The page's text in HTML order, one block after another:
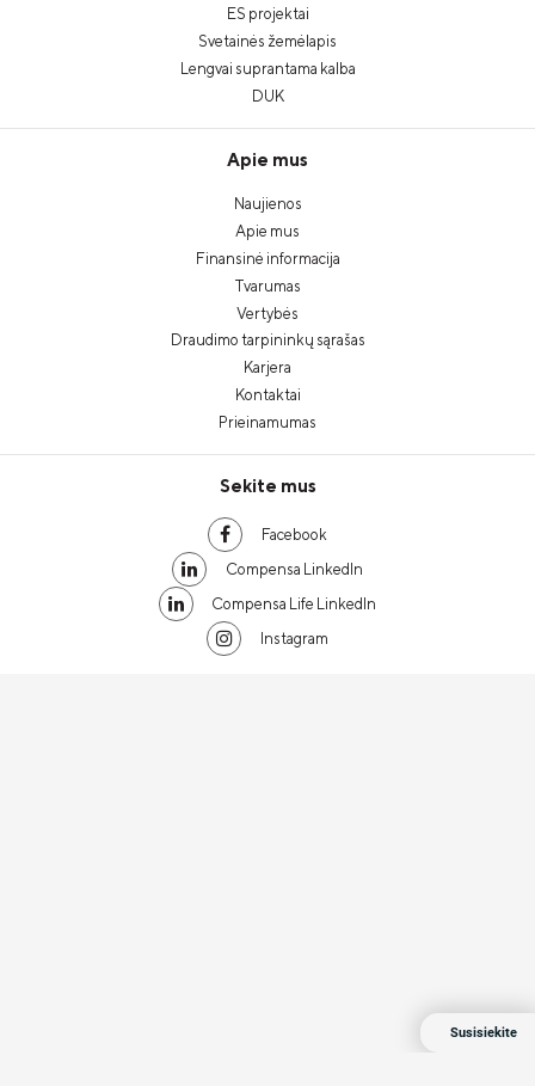
ES projektai
Svetainės žemėlapis
Lengvai suprantama kalba
DUK
Apie mus
Naujienos
Apie mus
Finansinė informacija
Tvarumas
Vertybės
Draudimo tarpininkų sąrašas
Karjera
Kontaktai
Prieinamumas
Sekite mus
Facebook
Compensa LinkedIn
Compensa Life LinkedIn
Instagram
Susisiekite